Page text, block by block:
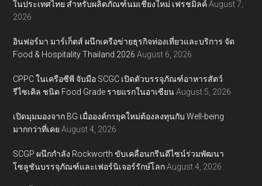
ในประเทศไทย สำหรับผลิตภัณฑ์นมเชียงใหม่ เฟรชมิลค์ August 7,
2026
อินฟอร์มา มาร์เก็ตส์ ผนึกเครือข่ายธุรกิจท่องเที่ยวและบริการ จัด
Food & Hospitality Thailand 2026 August 6, 2026
CPPC ในเครือซีพี จับมือ SCGC เปิดตัวบรรจุภัณฑ์อาหารสัตว์
รีไซเคิล ชนิด Food Grade รายแรกในอาเซียน August 5, 2026
เปิดมุมมองจาก BG เมื่อองค์กรยุคใหม่ต้องลงทุนกับ Well-being
มากกว่าที่เคย August 4, 2026
SCGP ผนึกกำลัง Rockworth ขับเคลื่อนกรีนดีไซน์ร่วมพัฒนา
โซลูชันบรรจุภัณฑ์และเฟอร์นิเจอร์รักษ์โลก August 4, 2026